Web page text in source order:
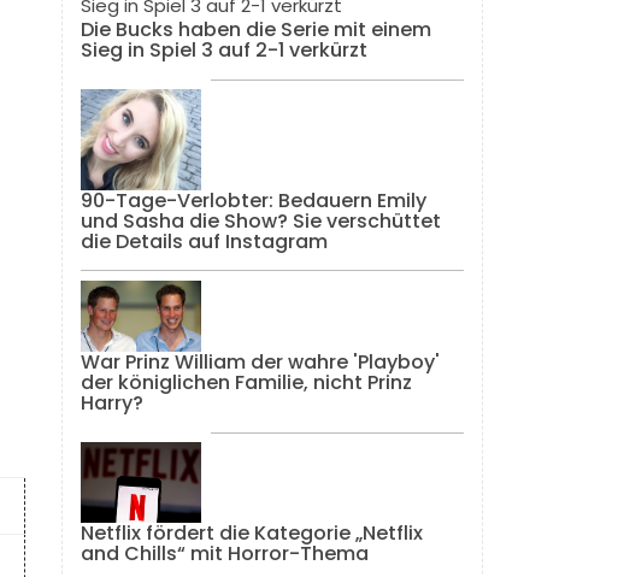
Die Bucks haben die Serie mit einem
Sieg in Spiel 3 auf 2-1 verkürzt
90-Tage-Verlobter: Bedauern Emily
und Sasha die Show? Sie verschüttet
die Details auf Instagram
War Prinz William der wahre 'Playboy'
der königlichen Familie, nicht Prinz
Harry?
Netflix fördert die Kategorie „Netflix
and Chills“ mit Horror-Thema